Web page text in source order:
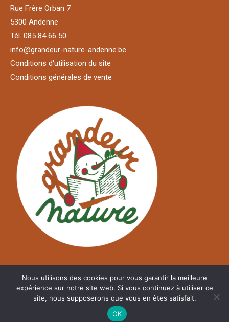
Rue Frère Orban 7
5300 Andenne
Tél. 085 84 66 50
info@grandeur-nature-andenne.be
Conditions d'utilisation du site
Conditions générales de vente
A2NM.COM
Nous utilisons des cookies pour vous garantir la meilleure
expérience sur notre site web. Si vous continuez à utiliser ce
site, nous supposerons que vous en êtes satisfait.
OK